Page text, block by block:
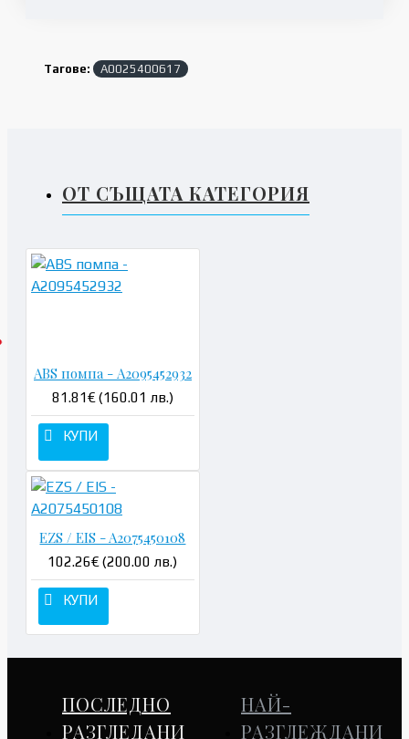
Тагове: A0025400617
ОТ СЪЩАТА КАТЕГОРИЯ
ABS помпа - A2095452932
81.81€ (160.01 лв.)
КУПИ
EZS / EIS - A2075450108
102.26€ (200.00 лв.)
КУПИ
ПОСЛЕДНО
РАЗГЛЕДАНИ
НАЙ-
РАЗГЛЕЖДАНИ